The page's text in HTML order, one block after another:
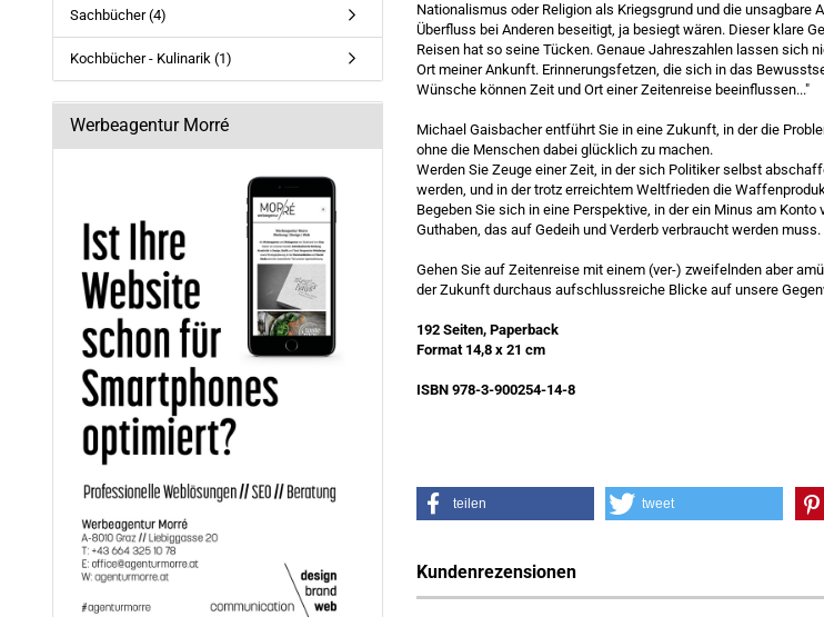
Nationalismus oder Religion als Kriegsgrund und die unsagbare
Überfluss bei Anderen beseitigt, ja besiegt wären. Dieser klare
Reisen hat so seine Tücken. Genaue Jahreszahlen lassen sich
Ort meiner Ankunft. Erinnerungsfetzen, die sich in das
Wünsche können Zeit und Ort einer Zeitenreise beeinflussen..."
Michael Gaisbacher entführt Sie in eine Zukunft, in der die
ohne die Menschen dabei glücklich zu machen.
Werden Sie Zeuge einer Zeit, in der sich Politiker selbst
werden, und in der trotz erreichtem Weltfrieden die
Begeben Sie sich in eine Perspektive, in der ein Minus am
Guthaben, das auf Gedeih und Verderb verbraucht werden muss.
Gehen Sie auf Zeitenreise mit einem (ver-) zweifelnden aber
der Zukunft durchaus aufschlussreiche Blicke auf unsere
192 Seiten, Paperback
Format 14,8 x 21 cm
ISBN 978-3-900254-14-8
teilen tweet
Kundenrezensionen
Sachbücher (4)
Kochbücher - Kulinarik (1)
Werbeagentur Morré